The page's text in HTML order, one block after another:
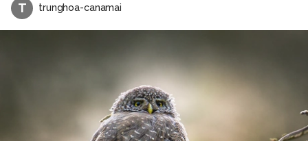
T trunghoa-canamai